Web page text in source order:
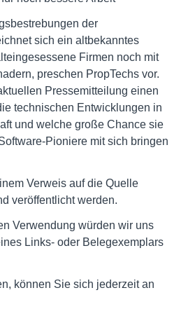
der
sich ein altbekanntes
Firmen noch mit
preschen PropTechs vor.
Pressemitteilung einen
technischen Entwicklungen in
und welche große Chance sie
Pioniere mit sich bringen
Verweis auf die Quelle
veröffentlicht werden.
Verwendung würden wir uns
Links- oder Belegexemplars
können Sie sich jederzeit an